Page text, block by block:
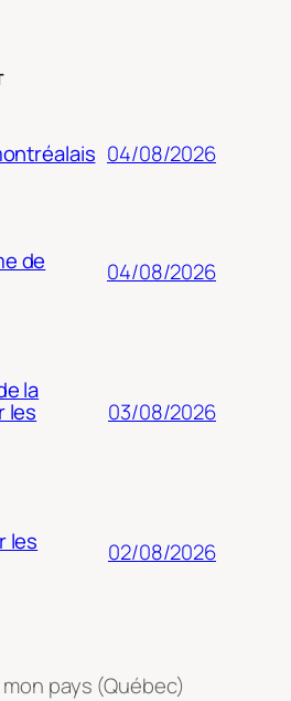
04/08/2026
de 04/08/2026
la
les 03/08/2026
les 02/08/2026
pays (Québec)